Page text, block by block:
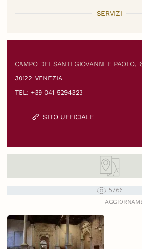
SERVIZI
CAMPO DEI SANTI GIOVANNI E PAOLO,
30122 VENEZIA
TEL: +39 041 5294323
SITO UFFICIALE
5766